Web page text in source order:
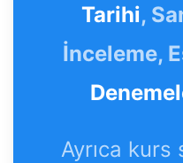
Tarihi,
İnceleme,
Ayrıca